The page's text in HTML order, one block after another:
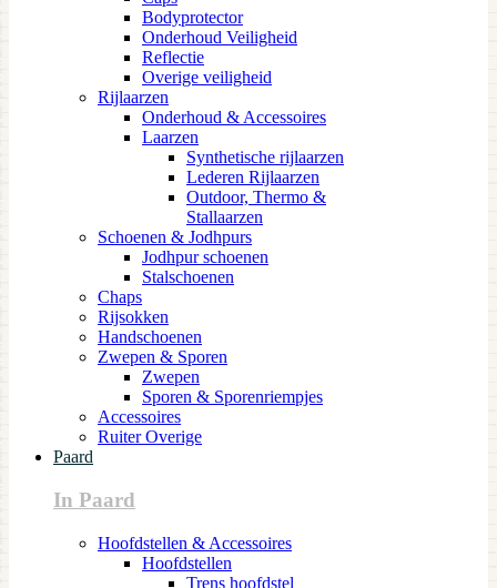
Bodyprotector
Onderhoud Veiligheid
Reflectie
Overige veiligheid
Rijlaarzen
Onderhoud & Accessoires
Laarzen
Synthetische rijlaarzen
Lederen Rijlaarzen
Outdoor, Thermo &
Stallaarzen
Schoenen & Jodhpurs
Jodhpur schoenen
Stalschoenen
Chaps
Rijsokken
Handschoenen
Zwepen & Sporen
Zwepen
Sporen & Sporenriempjes
Accessoires
Ruiter Overige
Paard
In Paard
Hoofdstellen & Accessoires
Hoofdstellen
Trens hoofdstel